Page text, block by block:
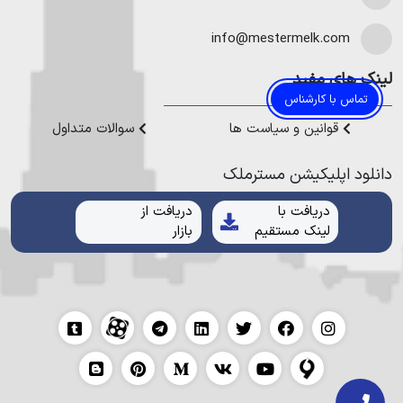
تماس با کارشناس
هموطنان عزیز خدمت کنیم.
info@mestermelk.com
لینک های مفید
قوانین و سیاست ها سوالات متداول
دانلود اپلیکیشن مستر‌ملک
دریافت با
لینک مستقیم
دریافت از
بازار